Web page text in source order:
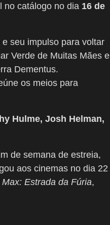
no catálogo no dia 16 de
seu impulso para voltar
Verde de Muitas Mães e
Dementus.
os meios para
Hulme, Josh Helman,
de semana de estreia,
aos cinemas no dia 22
Estrada da Fúria,